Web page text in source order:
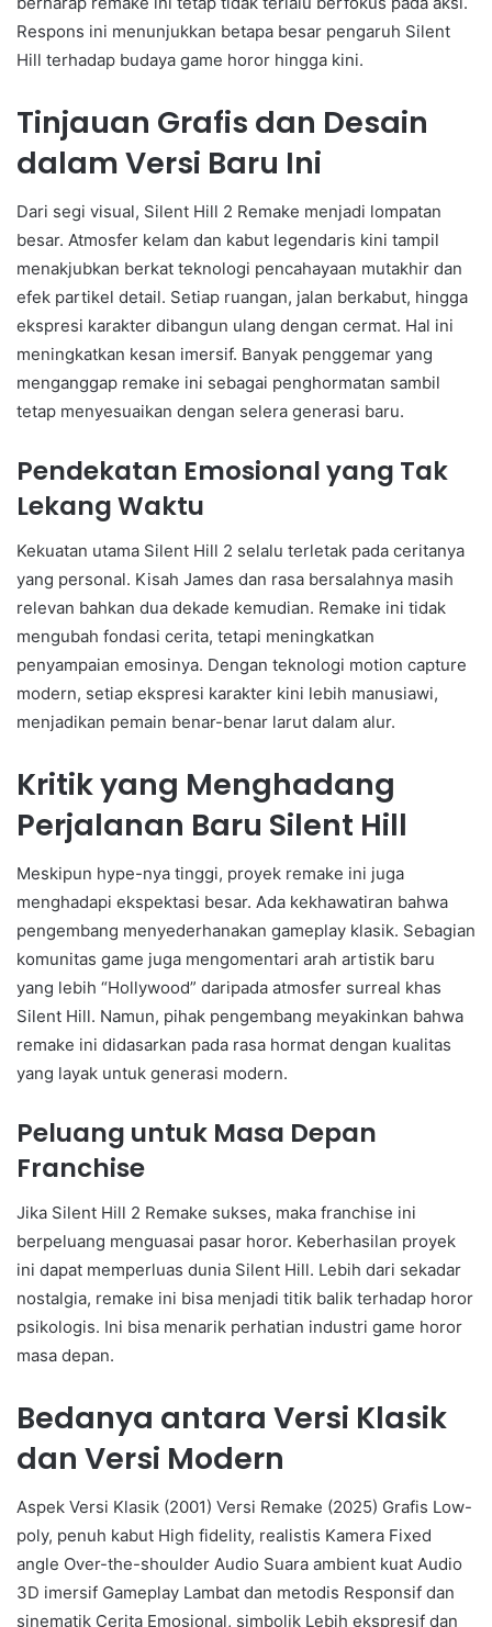
Respons ini menunjukkan betapa besar pengaruh Silent
Hill terhadap budaya game horor hingga kini.
Tinjauan Grafis dan Desain
dalam Versi Baru Ini
Dari segi visual, Silent Hill 2 Remake menjadi lompatan
besar. Atmosfer kelam dan kabut legendaris kini tampil
menakjubkan berkat teknologi pencahayaan mutakhir dan
efek partikel detail. Setiap ruangan, jalan berkabut, hingga
ekspresi karakter dibangun ulang dengan cermat. Hal ini
meningkatkan kesan imersif. Banyak penggemar yang
menganggap remake ini sebagai penghormatan sambil
tetap menyesuaikan dengan selera generasi baru.
Pendekatan Emosional yang Tak
Lekang Waktu
Kekuatan utama Silent Hill 2 selalu terletak pada ceritanya
yang personal. Kisah James dan rasa bersalahnya masih
relevan bahkan dua dekade kemudian. Remake ini tidak
mengubah fondasi cerita, tetapi meningkatkan
penyampaian emosinya. Dengan teknologi motion capture
modern, setiap ekspresi karakter kini lebih manusiawi,
menjadikan pemain benar-benar larut dalam alur.
Kritik yang Menghadang
Perjalanan Baru Silent Hill
Meskipun hype-nya tinggi, proyek remake ini juga
menghadapi ekspektasi besar. Ada kekhawatiran bahwa
pengembang menyederhanakan gameplay klasik. Sebagian
komunitas game juga mengomentari arah artistik baru
yang lebih “Hollywood” daripada atmosfer surreal khas
Silent Hill. Namun, pihak pengembang meyakinkan bahwa
remake ini didasarkan pada rasa hormat dengan kualitas
yang layak untuk generasi modern.
Peluang untuk Masa Depan
Franchise
Jika Silent Hill 2 Remake sukses, maka franchise ini
berpeluang menguasai pasar horor. Keberhasilan proyek
ini dapat memperluas dunia Silent Hill. Lebih dari sekadar
nostalgia, remake ini bisa menjadi titik balik terhadap horor
psikologis. Ini bisa menarik perhatian industri game horor
masa depan.
Bedanya antara Versi Klasik
dan Versi Modern
Aspek Versi Klasik (2001) Versi Remake (2025) Grafis Low-
poly, penuh kabut High fidelity, realistis Kamera Fixed
angle Over-the-shoulder Audio Suara ambient kuat Audio
3D imersif Gameplay Lambat dan metodis Responsif dan
sinematik Cerita Emosional, simbolik Lebih ekspresif dan